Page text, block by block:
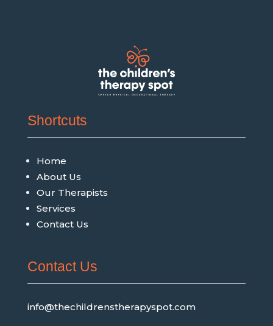
Shortcuts
Home
About Us
Our Therapists
Services
Contact Us
Contact Us
info@thechildrenstherapyspot.com